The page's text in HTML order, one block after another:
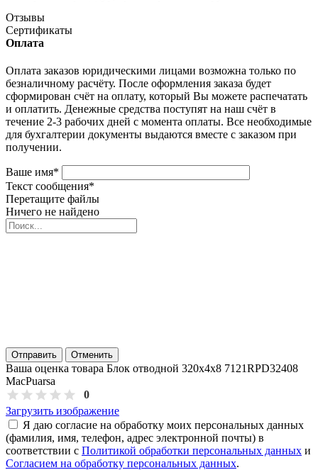
Отзывы
Сертификаты
Оплата
Оплата заказов юридическими лицами возможна только по
безналичному расчёту. После оформления заказа будет
сформирован счёт на оплату, который Вы можете распечатать
и оплатить. Денежные средства поступят на наш счёт в
течение 2-3 рабочих дней с момента оплаты. Все необходимые
для бухгалтерии документы выдаются вместе с заказом при
получении.
Ваше имя*
Текст сообщения*
Перетащите файлы
Ничего не найдено
Отправить Отменить
Ваша оценка товара Блок отводной 320х4х8 7121RPD32408
MacPuarsa
0
Загрузить изображение
Я даю согласие на обработку моих персональных данных
(фамилия, имя, телефон, адрес электронной почты) в
соответствии с Политикой обработки персональных данных и
Согласием на обработку персональных данных.